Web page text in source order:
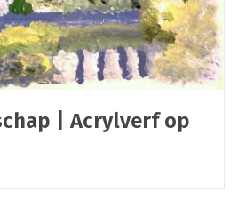
| Acrylverf op